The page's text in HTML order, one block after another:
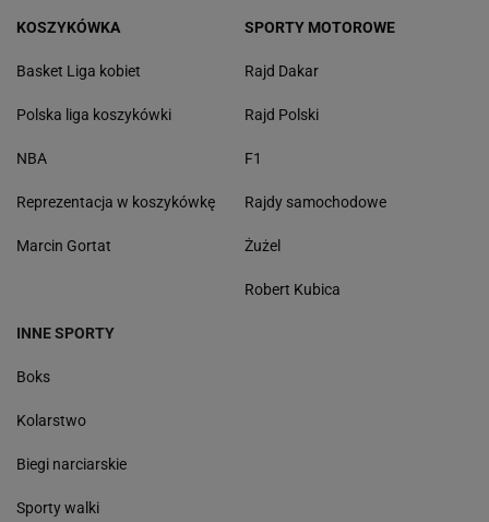
KOSZYKÓWKA
Basket Liga kobiet
Polska liga koszykówki
NBA
Reprezentacja w koszykówkę
Marcin Gortat
SPORTY MOTOROWE
Rajd Dakar
Rajd Polski
F1
Rajdy samochodowe
Żużel
Robert Kubica
INNE SPORTY
Boks
Kolarstwo
Biegi narciarskie
Sporty walki